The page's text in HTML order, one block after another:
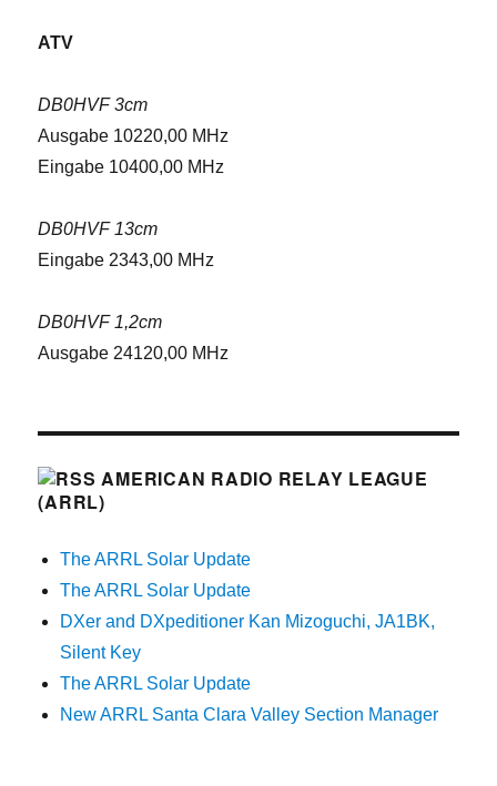
ATV
DB0HVF 3cm
Ausgabe 10220,00 MHz
Eingabe 10400,00 MHz
DB0HVF 13cm
Eingabe 2343,00 MHz
DB0HVF 1,2cm
Ausgabe 24120,00 MHz
AMERICAN RADIO RELAY LEAGUE
(ARRL)
The ARRL Solar Update
The ARRL Solar Update
DXer and DXpeditioner Kan Mizoguchi, JA1BK,
Silent Key
The ARRL Solar Update
New ARRL Santa Clara Valley Section Manager